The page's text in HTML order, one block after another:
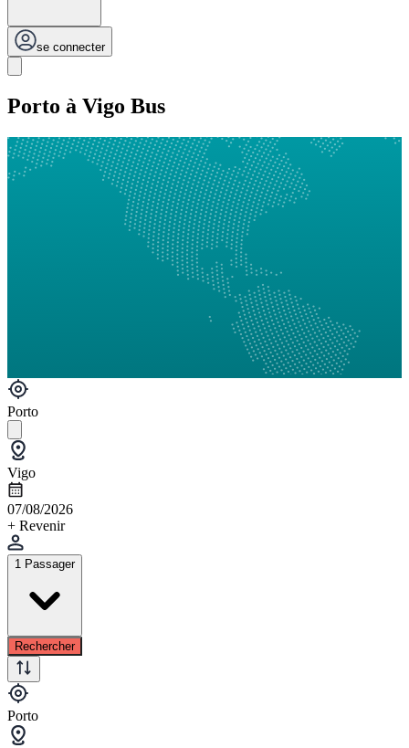
se connecter
Porto à Vigo Bus
Porto
Vigo
07/08/2026
+ Revenir
1 Passager
Rechercher
Porto